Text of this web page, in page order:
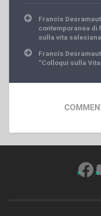
Post
navigation
Francis
contemporanea di
sulla vita
Francis
“Colloqui sulla